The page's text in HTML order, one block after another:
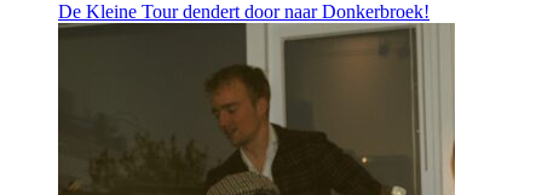
De Kleine Tour dendert door naar Donkerbroek!